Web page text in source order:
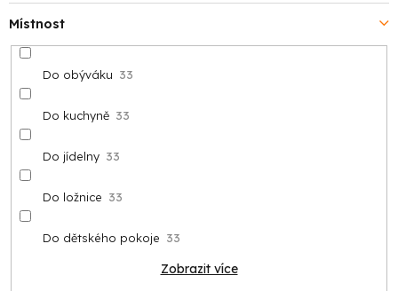
Místnost
Do obýváku 33
Do kuchyně 33
Do jídelny 33
Do ložnice 33
Do dětského pokoje 33
Zobrazit více